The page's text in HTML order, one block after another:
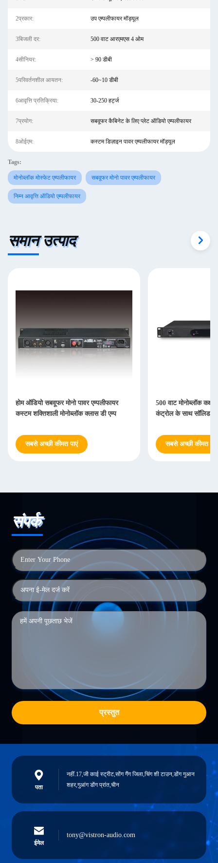
2प्रकार: उप एम्पलीफायर मॉड्यूल
3बिजली दर: 500 वाट आरएमएस 4 ओम
4सीनियर: > 90 डीबी
5परिवर्तनशील आयतन: -60~10 डीबी
6आवृत्ति प्रतिक्रिया: 30-250 हर्ट्ज
7प्रयोग: सबवूफर कैबिनेट के लिए प्लेट ऑडियो एम्पलीफायर
8ओईएम: कस्टम डिज़ाइन पावर एम्पलीफायर मॉड्यूल
Tags:
मोनोब्लॉक मोस्फेट एम्पलीफायर सबवूफर मोनो पावर एम्पलीफायर
निम्न आवृत्ति ऑडियो एम्पलीफायर
समान उत्पाद
होम ऑडियो सबवूफर मोनो पावर एम्पलीफायर
कस्टम शक्तिशाली मोनोब्लॉक क्लास डी एम्प
सबसे अच्छी कीमत पाएं
500 वाट मोनोब्लॉक कक्षा
कंट्रोल के साथ सॉलिड
सबसे अच्छी कीमत पाएं
संपर्क
प्रस्तुत
पता
नहीं.17,जी काई स्ट्रीट,सोंग गैंग जिला,चिंग शी टाउन,डोंग गुआन
शहर,गुआंग डोंग प्रांत,चीन
ईमेल
tony@vistron-audio.com